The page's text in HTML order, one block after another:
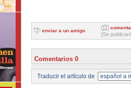
enviar a un amigo
[Se
Comentarios 0
Traducir el artículo de